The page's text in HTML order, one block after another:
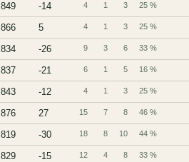
849 -14 4 1 3 25 %
866 5 4 1 3 25 %
834 -26 9 3 6 33 %
837 -21 6 1 5 16 %
843 -12 4 1 3 25 %
876 27 15 7 8 46 %
819 -30 18 8 10 44 %
829 -15 12 4 8 33 %